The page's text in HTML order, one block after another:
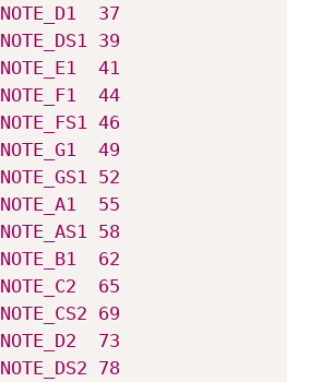
NOTE_D1
37
NOTE_DS1
39
NOTE_E1
41
NOTE_F1
44
NOTE_FS1
46
NOTE_G1
49
NOTE_GS1
52
NOTE_A1
55
NOTE_AS1
58
NOTE_B1
62
NOTE_C2
65
NOTE_CS2 69
NOTE_D2
73
NOTE_DS2 78